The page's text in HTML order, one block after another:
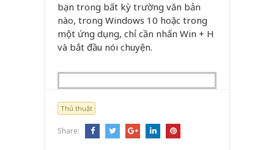
bạn trong bất kỳ trường văn bản
nào, trong Windows 10 hoặc trong
một ứng dụng, chỉ cần nhấn Win + H
và bắt đầu nói chuyện.
Thủ thuật
Share: